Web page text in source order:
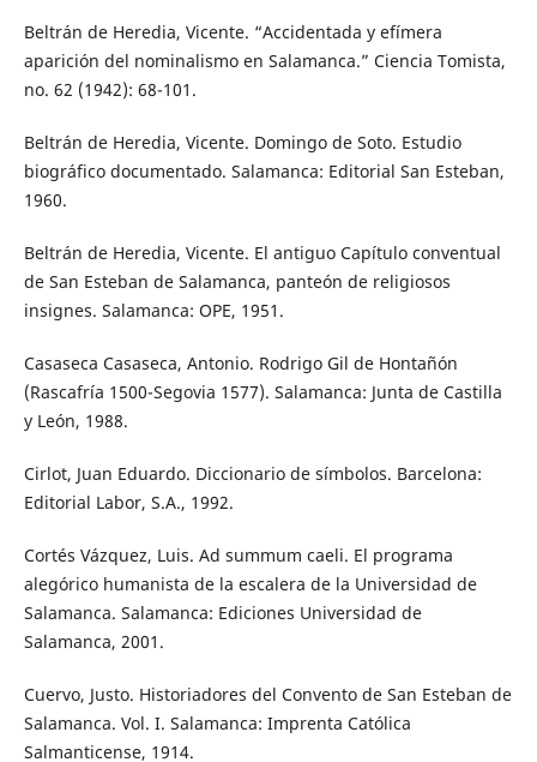
Beltrán de Heredia, Vicente. “Accidentada y efímera
aparición del nominalismo en Salamanca.” Ciencia Tomista,
no. 62 (1942): 68-101.
Beltrán de Heredia, Vicente. Domingo de Soto. Estudio
biográfico documentado. Salamanca: Editorial San Esteban,
1960.
Beltrán de Heredia, Vicente. El antiguo Capítulo conventual
de San Esteban de Salamanca, panteón de religiosos
insignes. Salamanca: OPE, 1951.
Casaseca Casaseca, Antonio. Rodrigo Gil de Hontañón
(Rascafría 1500-Segovia 1577). Salamanca: Junta de Castilla
y León, 1988.
Cirlot, Juan Eduardo. Diccionario de símbolos. Barcelona:
Editorial Labor, S.A., 1992.
Cortés Vázquez, Luis. Ad summum caeli. El programa
alegórico humanista de la escalera de la Universidad de
Salamanca. Salamanca: Ediciones Universidad de
Salamanca, 2001.
Cuervo, Justo. Historiadores del Convento de San Esteban de
Salamanca. Vol. I. Salamanca: Imprenta Católica
Salmanticense, 1914.